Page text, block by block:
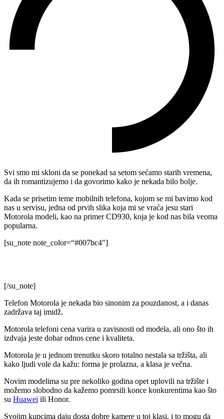
Svi smo mi skloni da se ponekad sa setom sećamo starih vremena,
da ih romantizujemo i da govorimo kako je nekada bilo bolje.
Kada se prisetim teme mobilnih telefona, kojom se mi bavimo kod
nas u servisu, jedna od prvih slika koja mi se vraća jesu stari
Motorola modeli, kao na primer CD930, koja je kod nas bila veoma
popularna.
[su_note note_color=“#007bc4″]
[/su_note]
Telefon Motorola je nekada bio sinonim za pouzdanost, a i danas
zadržava taj imidž.
Motorola telefoni cena varira u zavisnosti od modela, ali ono što ih
izdvaja jeste dobar odnos cene i kvaliteta.
Motorola je u jednom trenutku skoro totalno nestala sa tržišta, ali
kako ljudi vole da kažu: forma je prolazna, a klasa je večna.
Novim modelima su pre nekoliko godina opet uplovili na tržište i
možemo slobodno da kažemo pomrsili konce konkurentima kao što
su Huawei ili Honor.
Svojim kupcima daju dosta dobre kamere u toj klasi, i to mogu da